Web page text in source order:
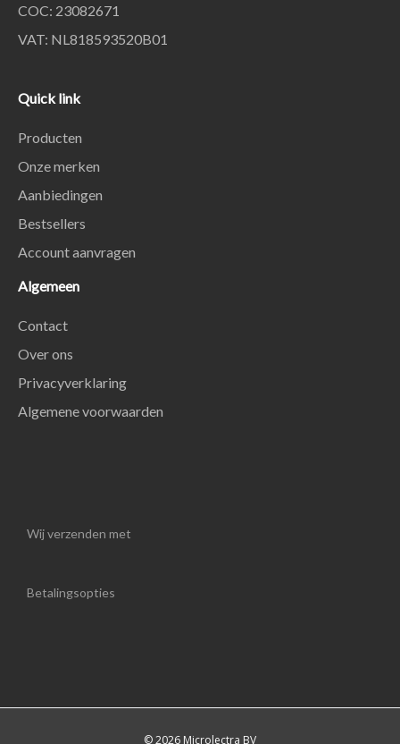
COC: 23082671
VAT: NL818593520B01
Quick link
Producten
Onze merken
Aanbiedingen
Bestsellers
Account aanvragen
Algemeen
Contact
Over ons
Privacyverklaring
Algemene voorwaarden
Wij verzenden met
Betalingsopties
© 2026 Microlectra BV